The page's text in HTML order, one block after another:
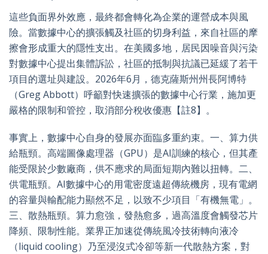
這些負面界外效應，最終都會轉化為企業的運營成本與風
險。當數據中心的擴張觸及社區的切身利益，來自社區的摩
擦會形成重大的隱性支出。在美國多地，居民因噪音與污染
對數據中心提出集體訴訟，社區的抵制與抗議已延緩了若干
項目的選址與建設。2026年6月，德克薩斯州州長阿博特
（Greg Abbott）呼籲對快速擴張的數據中心行業，施加更
嚴格的限制和管控，取消部分稅收優惠【註8】。
事實上，數據中心自身的發展亦面臨多重約束。一、算力供
給瓶頸。高端圖像處理器（GPU）是AI訓練的核心，但其產
能受限於少數廠商，供不應求的局面短期內難以扭轉。二、
供電瓶頸。AI數據中心的用電密度遠超傳統機房，現有電網
的容量與輸配能力顯然不足，以致不少項目「有機無電」。
三、散熱瓶頸。算力愈強，發熱愈多，過高溫度會觸發芯片
降頻、限制性能。業界正加速從傳統風冷技術轉向液冷
（liquid cooling）乃至浸沒式冷卻等新一代散熱方案，對